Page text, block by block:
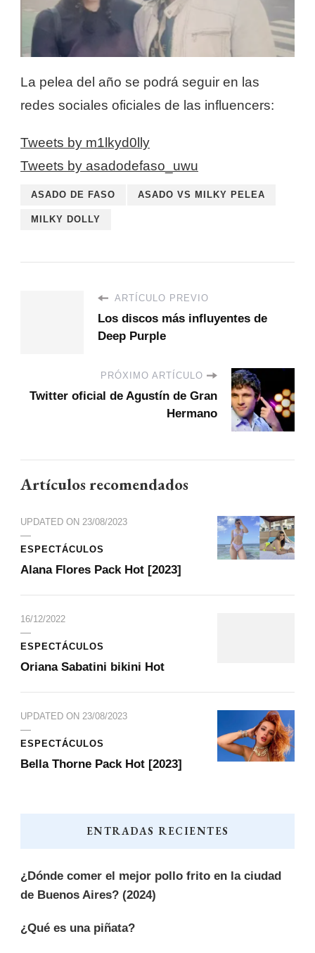
La pelea del año se podrá seguir en las
redes sociales oficiales de las influencers:
Tweets by m1lkyd0lly
Tweets by asadodefaso_uwu
ASADO DE FASO ASADO VS MILKY PELEA
MILKY DOLLY
ARTÍCULO PREVIO
Los discos más influyentes de
Deep Purple
PRÓXIMO ARTÍCULO
Twitter oficial de Agustín de Gran
Hermano
Artículos recomendados
UPDATED ON 23/08/2023
ESPECTÁCULOS
Alana Flores Pack Hot [2023]
16/12/2022
ESPECTÁCULOS
Oriana Sabatini bikini Hot
UPDATED ON 23/08/2023
ESPECTÁCULOS
Bella Thorne Pack Hot [2023]
ENTRADAS RECIENTES
¿Dónde comer el mejor pollo frito en la ciudad
de Buenos Aires? (2024)
¿Qué es una piñata?